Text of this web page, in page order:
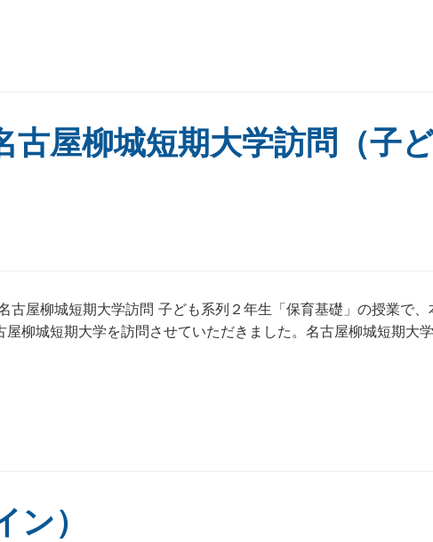
古屋柳城短期大学訪問（子
屋柳城短期大学訪問 子ども系列２年生「保育基礎」の授業で、
柳城短期大学を訪問させていただきました。名古屋柳城短期大学
）